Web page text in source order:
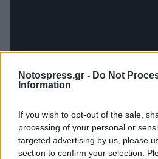
Notospress.gr - Do Not
Information
If you wish to opt-out of the sale,
processing of your personal or
targeted advertising by us, please
section to confirm your selection.
Ακολουθήστε το notospress.gr